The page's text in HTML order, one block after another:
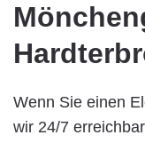
Wenn Sie einen
wir 24/7